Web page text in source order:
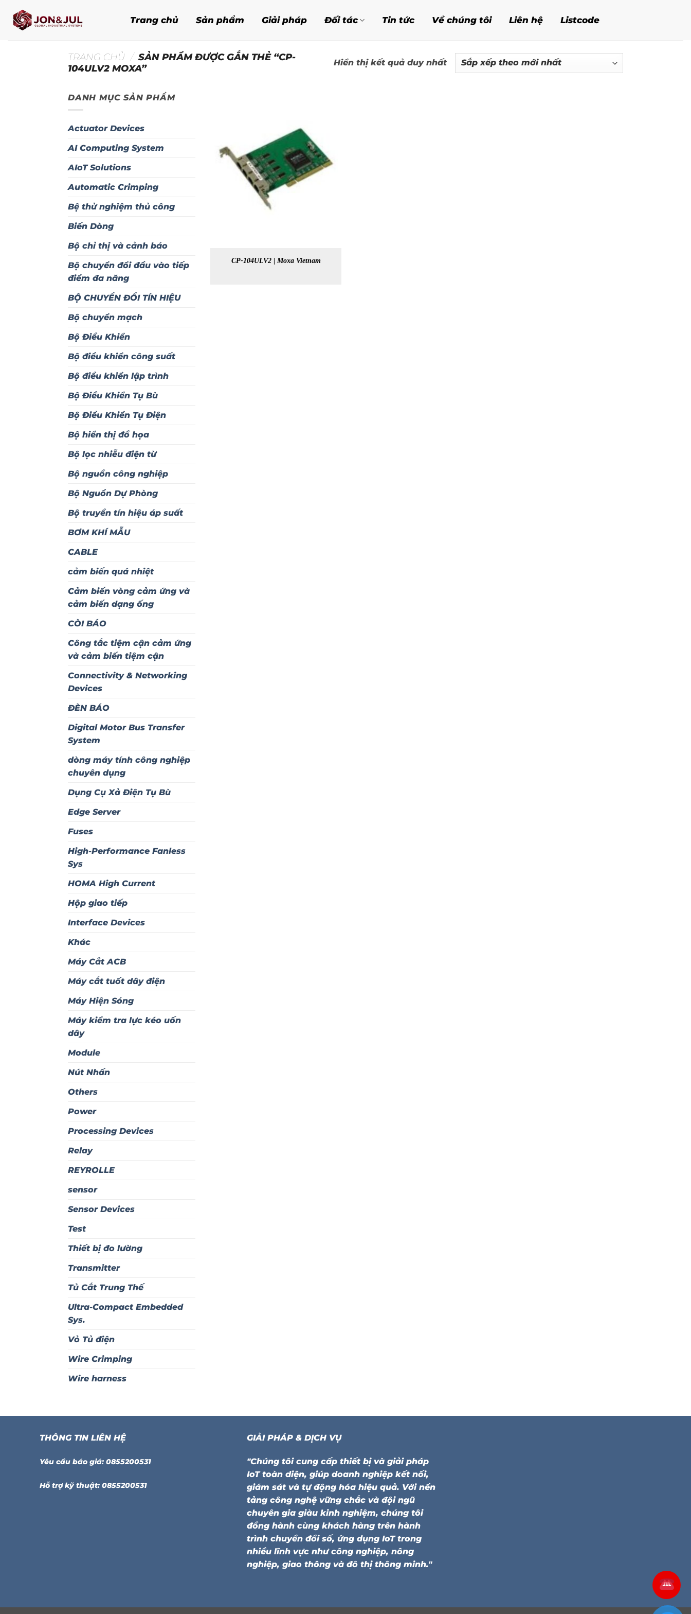
qua
Trang chủ Sản phẩm Giải pháp Đối tác Tin tức Về chúng tôi Liên hệ Listcode
TRANG CHỦ / SẢN PHẨM ĐƯỢC GẮN THẺ “CP-
104ULV2 MOXA”
Hiển thị kết quả duy nhất
DANH MỤC SẢN PHẨM
Actuator Devices
AI Computing System
AIoT Solutions
Automatic Crimping
Bệ thử nghiệm thủ công
Biến Dòng
Bộ chỉ thị và cảnh báo
Bộ chuyển đổi đầu vào tiếp
điểm đa năng
BỘ CHUYỂN ĐỔI TÍN HIỆU
Bộ chuyển mạch
Bộ Điều Khiển
Bộ điều khiển công suất
Bộ điều khiển lập trình
Bộ Điều Khiển Tụ Bù
Bộ Điều Khiển Tụ Điện
Bộ hiển thị đồ họa
Bộ lọc nhiễu điện từ
Bộ nguồn công nghiệp
Bộ Nguồn Dự Phòng
Bộ truyền tín hiệu áp suất
BƠM KHÍ MẪU
CABLE
cảm biến quá nhiệt
Cảm biến vòng cảm ứng và
cảm biến dạng ống
CÒI BÁO
Công tắc tiệm cận cảm ứng
và cảm biến tiệm cận
Connectivity & Networking
Devices
ĐÈN BÁO
Digital Motor Bus Transfer
System
dòng máy tính công nghiệp
chuyên dụng
Dụng Cụ Xả Điện Tụ Bù
Edge Server
Fuses
High-Performance Fanless
Sys
HOMA High Current
Hộp giao tiếp
Interface Devices
Khác
Máy Cắt ACB
Máy cắt tuốt dây điện
Máy Hiện Sóng
Máy kiểm tra lực kéo uốn
dây
Module
Nút Nhấn
Others
Power
Processing Devices
Relay
REYROLLE
sensor
Sensor Devices
Test
Thiết bị đo lường
Transmitter
Tủ Cắt Trung Thế
Ultra-Compact Embedded
Sys.
Vỏ Tủ điện
Wire Crimping
Wire harness
CP-104ULV2 | Moxa Vietnam
THÔNG TIN LIÊN HỆ
Yêu cầu báo giá: 0855200531
Hỗ trợ kỹ thuật: 0855200531
GIẢI PHÁP & DỊCH VỤ
"Chúng tôi cung cấp thiết bị và giải pháp
IoT toàn diện, giúp doanh nghiệp kết nối,
giám sát và tự động hóa hiệu quả. Với nền
tảng công nghệ vững chắc và đội ngũ
chuyên gia giàu kinh nghiệm, chúng tôi
đồng hành cùng khách hàng trên hành
trình chuyển đổi số, ứng dụng IoT trong
nhiều lĩnh vực như công nghiệp, nông
nghiệp, giao thông và đô thị thông minh."